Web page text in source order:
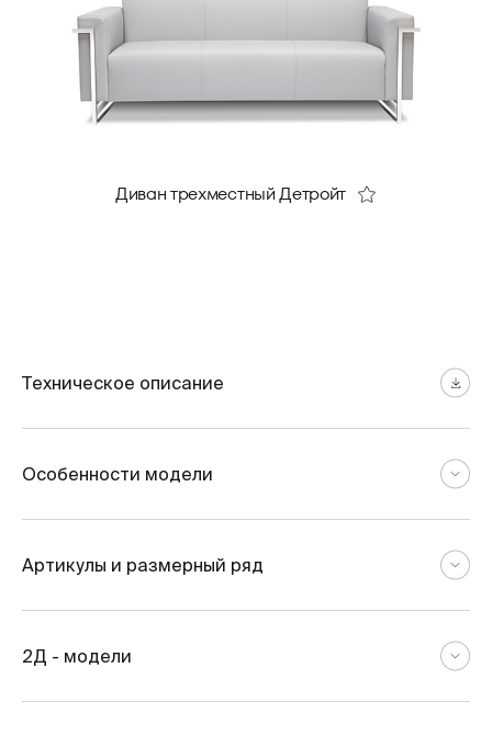
Диван трехместный Детройт
Техническое описание
Особенности модели
Артикулы и размерный ряд
2Д - модели